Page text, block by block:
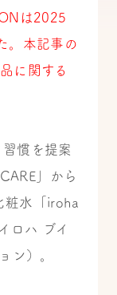
は2025
。本記事の
に関する
慣を提案
」から
粧水「iroha
ロハ ブイ
ン）。